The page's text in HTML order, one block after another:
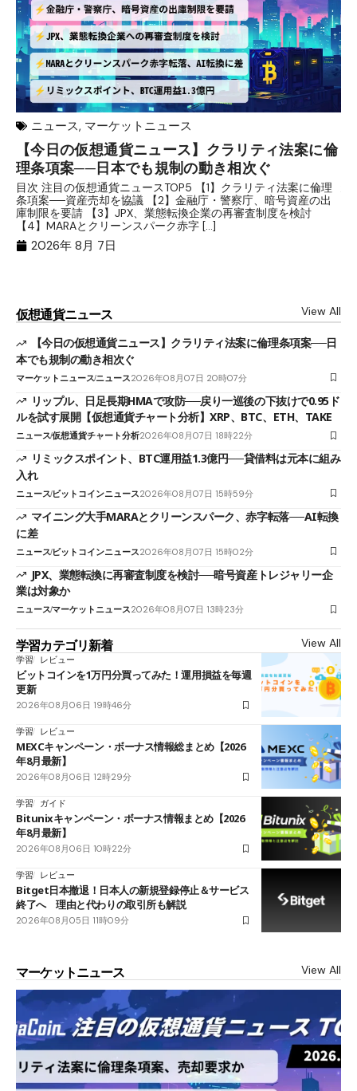
ニュース, マーケットニュース
【今日の仮想通貨ニュース】クラリティ法案に倫
理条項案──日本でも規制の動き相次ぐ
目次 注目の仮想通貨ニュースTOP5 【1】クラリティ法案に倫理
条項案──資産売却を協議 【2】金融庁・警察庁、暗号資産の出
庫制限を要請 【3】JPX、業態転換企業の再審査制度を検討
【4】MARAとクリーンスパーク赤字 […]
2026年 8月 7日
仮想通貨ニュース View All
【今日の仮想通貨ニュース】クラリティ法案に倫理条項案──日
本でも規制の動き相次ぐ
マーケットニュースニュース2026年08月07日 20時07分
リップル、日足長期HMAで攻防──戻り一巡後の下抜けで0.95ド
ルを試す展開【仮想通貨チャート分析】XRP、BTC、ETH、TAKE
ニュース仮想通貨チャート分析2026年08月07日 18時22分
リミックスポイント、BTC運用益1.3億円──貸借料は元本に組み
入れ
ニュースビットコインニュース2026年08月07日 15時59分
マイニング大手MARAとクリーンスパーク、赤字転落──AI転換
に差
ニュースビットコインニュース2026年08月07日 15時02分
JPX、業態転換に再審査制度を検討──暗号資産トレジャリー企
業は対象か
ニュースマーケットニュース2026年08月07日 13時23分
学習カテゴリ新着 View All
学習 レビュー
ビットコインを1万円分買ってみた！運用損益を毎週
更新
2026年08月06日 19時46分
学習 レビュー
MEXCキャンペーン・ボーナス情報総まとめ【2026
年8月最新】
2026年08月06日 12時29分
学習 ガイド
Bitunixキャンペーン・ボーナス情報まとめ【2026
年8月最新】
2026年08月06日 10時22分
学習 レビュー
Bitget日本撤退！日本人の新規登録停止＆サービス
終了へ 理由と代わりの取引所も解説
2026年08月05日 11時09分
マーケットニュース View All